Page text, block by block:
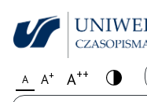
A A+ A++